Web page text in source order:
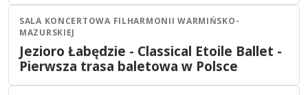
Olsztyn Teatr
26 2026 19:00
SALA KONCERTOWA FILHARMONII WARMIŃSKO-
MAZURSKIEJ
Jezioro Łabędzie - Classical Etoile Ballet -
Pierwsza trasa baletowa w Polsce